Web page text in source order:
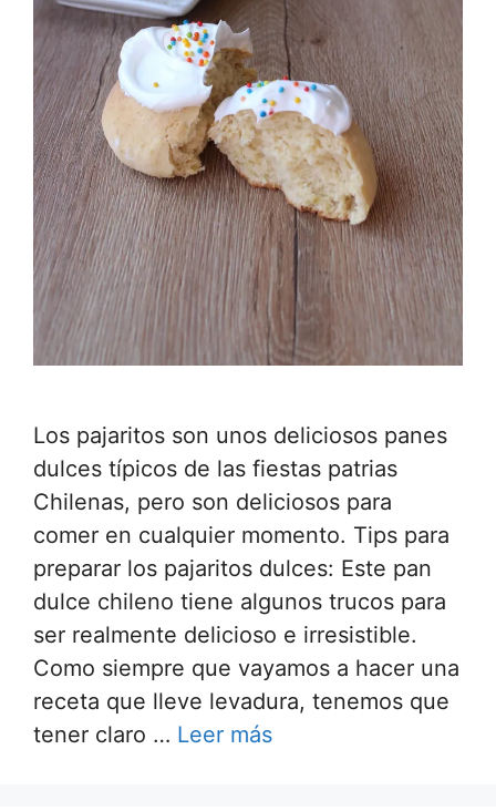
Los pajaritos son unos deliciosos panes
dulces típicos de las fiestas patrias
Chilenas, pero son deliciosos para
comer en cualquier momento. Tips para
preparar los pajaritos dulces: Este pan
dulce chileno tiene algunos trucos para
ser realmente delicioso e irresistible.
Como siempre que vayamos a hacer una
receta que lleve levadura, tenemos que
tener claro … Leer más